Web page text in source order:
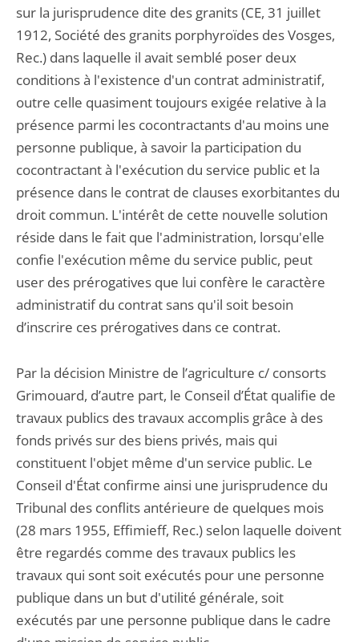
sur la jurisprudence dite des granits (CE, 31 juillet
1912, Société des granits porphyroïdes des Vosges,
Rec.) dans laquelle il avait semblé poser deux
conditions à l'existence d'un contrat administratif,
outre celle quasiment toujours exigée relative à la
présence parmi les cocontractants d'au moins une
personne publique, à savoir la participation du
cocontractant à l'exécution du service public et la
présence dans le contrat de clauses exorbitantes du
droit commun. L'intérêt de cette nouvelle solution
réside dans le fait que l'administration, lorsqu'elle
confie l'exécution même du service public, peut
user des prérogatives que lui confère le caractère
administratif du contrat sans qu'il soit besoin
d’inscrire ces prérogatives dans ce contrat.
Par la décision Ministre de l’agriculture c/ consorts
Grimouard, d’autre part, le Conseil d’État qualifie de
travaux publics des travaux accomplis grâce à des
fonds privés sur des biens privés, mais qui
constituent l'objet même d'un service public. Le
Conseil d'État confirme ainsi une jurisprudence du
Tribunal des conflits antérieure de quelques mois
(28 mars 1955, Effimieff, Rec.) selon laquelle doivent
être regardés comme des travaux publics les
travaux qui sont soit exécutés pour une personne
publique dans un but d'utilité générale, soit
exécutés par une personne publique dans le cadre